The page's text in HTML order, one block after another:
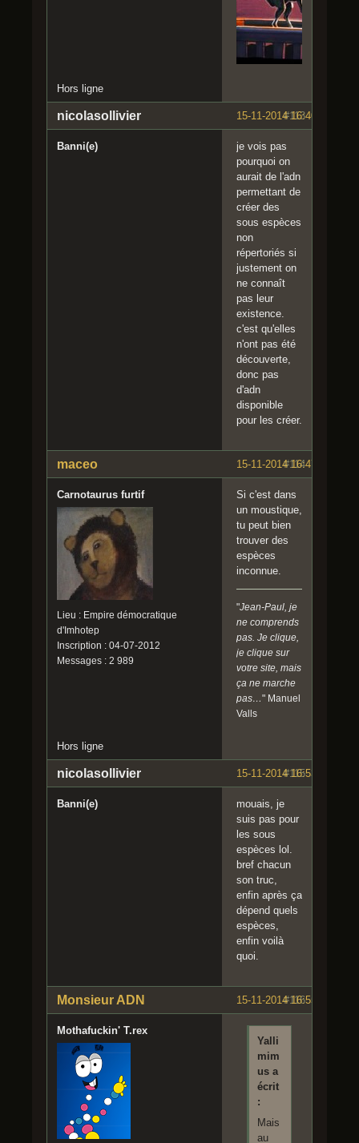
Hors ligne
#113
15-11-2014 16:40:39
nicolasollivier
Banni(e)
je vois pas
pourquoi on
aurait de l'adn
permettant de
créer des
sous espèces
non
répertoriés si
justement on
ne connaît
pas leur
existence.
c'est qu'elles
n'ont pas été
découverte,
donc pas
d'adn
disponible
pour les créer.
#114
15-11-2014 16:47:03
maceo
Carnotaurus furtif
Lieu : Empire démocratique
d'Imhotep
Inscription : 04-07-2012
Messages : 2 989
Si c'est dans
un moustique,
tu peut bien
trouver des
espèces
inconnue.
"Jean-Paul, je
ne comprends
pas. Je clique,
je clique sur
votre site, mais
ça ne marche
pas…" Manuel
Valls
Hors ligne
#115
15-11-2014 16:53:24
nicolasollivier
Banni(e)
mouais, je
suis pas pour
les sous
espèces lol.
bref chacun
son truc,
enfin après ça
dépend quels
espèces,
enfin voilà
quoi.
#116
15-11-2014 16:55:13
Monsieur ADN
Mothafuckin' T.rex
Yalli
mim
us a
écrit
:
Mais
au